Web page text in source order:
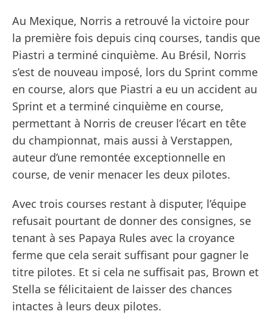
Au Mexique, Norris a retrouvé la victoire pour
la première fois depuis cinq courses, tandis que
Piastri a terminé cinquième. Au Brésil, Norris
s’est de nouveau imposé, lors du Sprint comme
en course, alors que Piastri a eu un accident au
Sprint et a terminé cinquième en course,
permettant à Norris de creuser l’écart en tête
du championnat, mais aussi à Verstappen,
auteur d’une remontée exceptionnelle en
course, de venir menacer les deux pilotes.
Avec trois courses restant à disputer, l’équipe
refusait pourtant de donner des consignes, se
tenant à ses Papaya Rules avec la croyance
ferme que cela serait suffisant pour gagner le
titre pilotes. Et si cela ne suffisait pas, Brown et
Stella se félicitaient de laisser des chances
intactes à leurs deux pilotes.